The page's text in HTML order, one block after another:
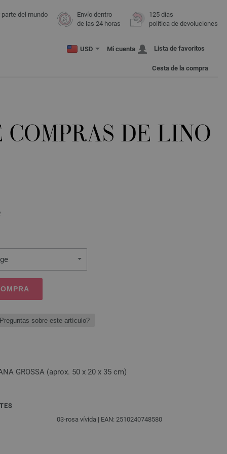
del mundo
Envío dentro
de las 24 horas
125 días
política de devoluciones
USD Mi cuenta Lista de favoritos
Cesta de la compra
COMPRAS DE LINO
sobre este artículo?
GROSSA (aprox. 50 x 20 x 35 cm)
03-rosa vívida | EAN: 2510240748580